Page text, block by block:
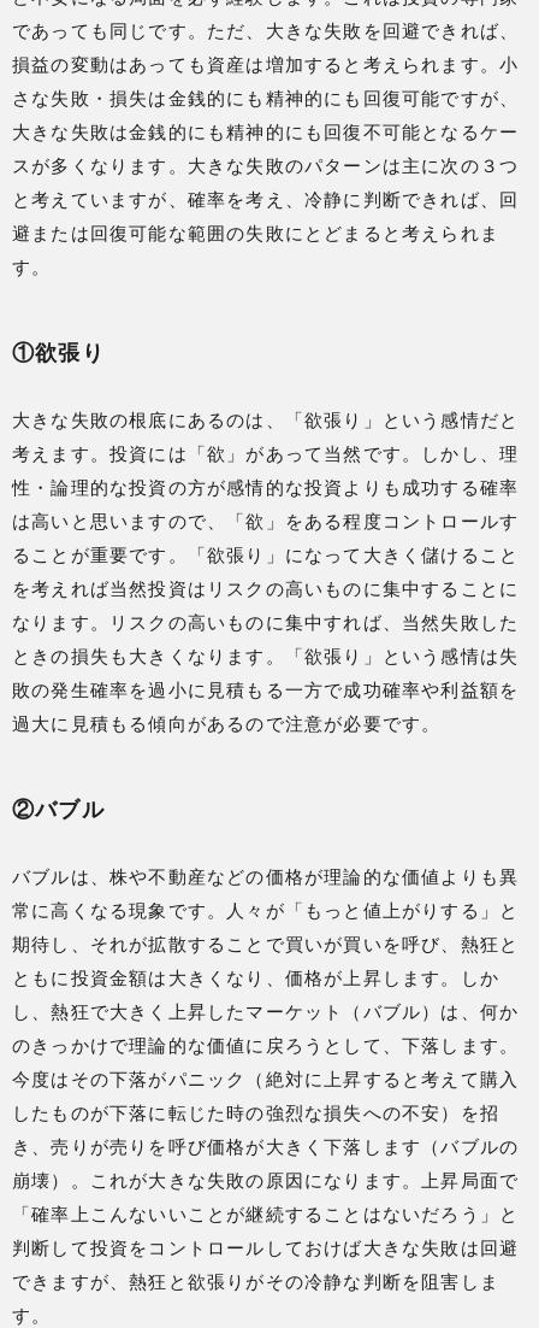
であっても同じです。ただ、大きな失敗を回避できれば、
損益の変動はあっても資産は増加すると考えられます。小
さな失敗・損失は金銭的にも精神的にも回復可能ですが、
大きな失敗は金銭的にも精神的にも回復不可能となるケー
スが多くなります。大きな失敗のパターンは主に次の３つ
と考えていますが、確率を考え、冷静に判断できれば、回
避または回復可能な範囲の失敗にとどまると考えられま
す。
①欲張り
大きな失敗の根底にあるのは、「欲張り」という感情だと
考えます。投資には「欲」があって当然です。しかし、理
性・論理的な投資の方が感情的な投資よりも成功する確率
は高いと思いますので、「欲」をある程度コントロールす
ることが重要です。「欲張り」になって大きく儲けること
を考えれば当然投資はリスクの高いものに集中することに
なります。リスクの高いものに集中すれば、当然失敗した
ときの損失も大きくなります。「欲張り」という感情は失
敗の発生確率を過小に見積もる一方で成功確率や利益額を
過大に見積もる傾向があるので注意が必要です。
②バブル
バブルは、株や不動産などの価格が理論的な価値よりも異
常に高くなる現象です。人々が「もっと値上がりする」と
期待し、それが拡散することで買いが買いを呼び、熱狂と
ともに投資金額は大きくなり、価格が上昇します。しか
し、熱狂で大きく上昇したマーケット（バブル）は、何か
のきっかけで理論的な価値に戻ろうとして、下落します。
今度はその下落がパニック（絶対に上昇すると考えて購入
したものが下落に転じた時の強烈な損失への不安）を招
き、売りが売りを呼び価格が大きく下落します（バブルの
崩壊）。これが大きな失敗の原因になります。上昇局面で
「確率上こんないいことが継続することはないだろう」と
判断して投資をコントロールしておけば大きな失敗は回避
できますが、熱狂と欲張りがその冷静な判断を阻害しま
す。